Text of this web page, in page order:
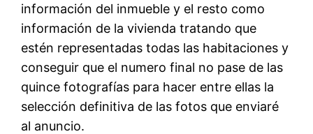
información del inmueble y el resto como
información de la vivienda tratando que
estén representadas todas las habitaciones y
conseguir que el numero final no pase de las
quince fotografías para hacer entre ellas la
selección definitiva de las fotos que enviaré
al anuncio.